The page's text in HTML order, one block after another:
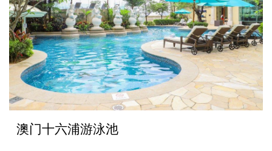
澳门十六浦游泳池